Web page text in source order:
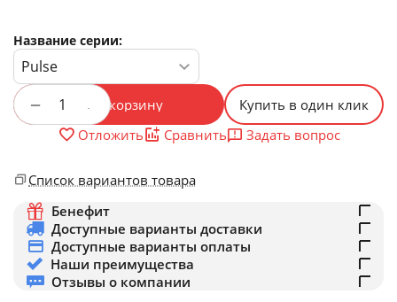
Название серии:
+
− В корзину
Купить в один клик
Отложить
Сравнить Задать вопрос
Список вариантов товара
Бенефит
Доступные варианты доставки
Доступные варианты оплаты
Наши преимущества
Отзывы о компании